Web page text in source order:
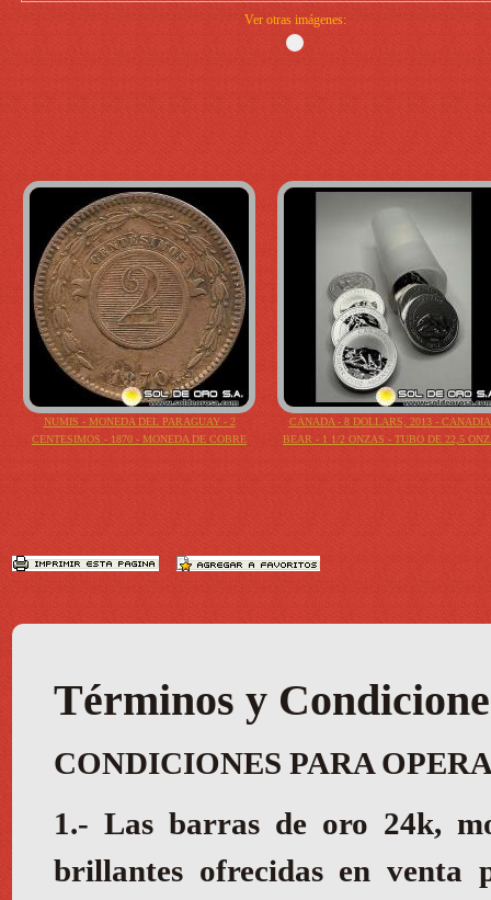
Ver otras imágenes:
NUMIS - MONEDA DEL PARAGUAY - 2
CENTESIMOS - 1870 - MONEDA DE COBRE
CANADA - 8 DOLLARS, 2013 -
BEAR - 1 1/2 ONZAS - TUBO DE 22,5